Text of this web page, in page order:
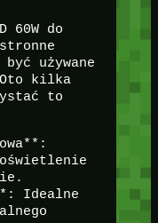
60W do
używane
kilka
to
oświetlenie
Idealne